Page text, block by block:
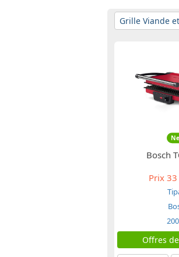
Grille Viande
Bosch
Prix33
Offres